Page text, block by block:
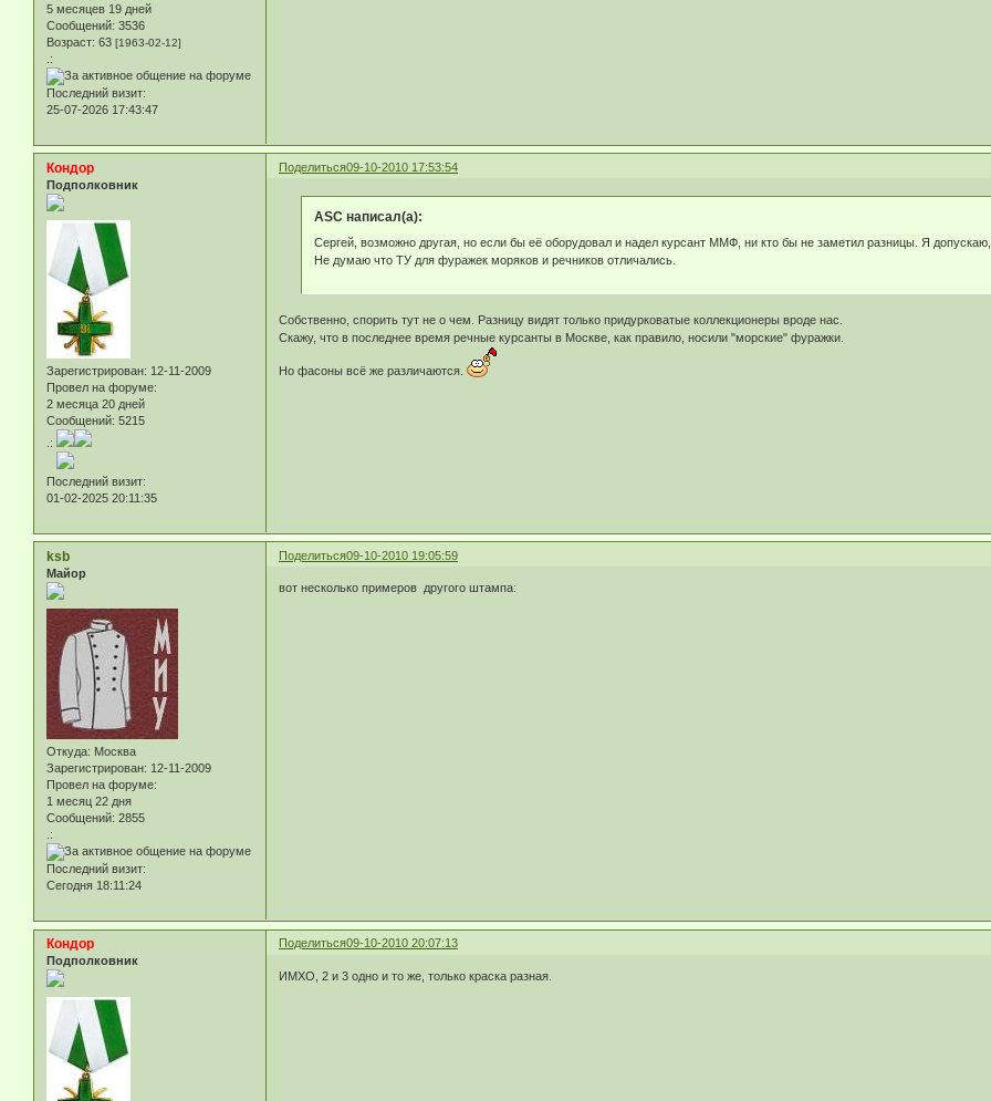
5 месяцев 19 дней
Сообщений: 3536
Возраст: 63 [1963-02-12]
.:
Последний визит:
25-07-2026 17:43:47
Поделиться09-10-2010 17:53:54
Кондор
Подполковник
Зарегистрирован: 12-11-2009
Провел на форуме:
2 месяца 20 дней
Сообщений: 5215
.:
Последний визит:
01-02-2025 20:11:35
ASC написал(а):
Сергей, возможно другая, но если бы её оборудовал и надел курсант ММФ, ни кто бы не заметил разницы. Я
Не думаю что ТУ для фуражек моряков и речников отличались.
Собственно, спорить тут не о чем. Разницу видят только придурковатые коллекционеры вроде нас.
Скажу, что в последнее время речные курсанты в Москве, как правило, носили "морские" фуражки.
Но фасоны всё же различаются.
Поделиться09-10-2010 19:05:59
ksb
Майор
Откуда: Москва
Зарегистрирован: 12-11-2009
Провел на форуме:
1 месяц 22 дня
Сообщений: 2855
.:
Последний визит:
Сегодня 18:11:24
вот несколько примеров другого штампа:
Поделиться09-10-2010 20:07:13
Кондор
Подполковник
ИМХО, 2 и 3 одно и то же, только краска разная.